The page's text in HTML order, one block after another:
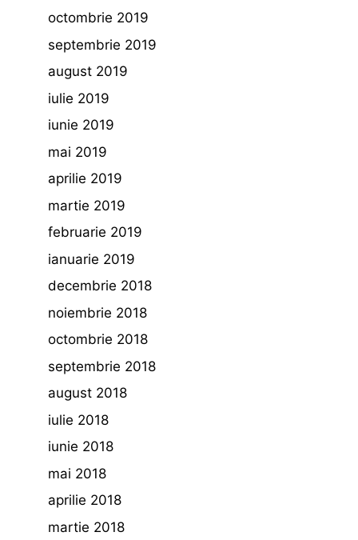
octombrie 2019
septembrie 2019
august 2019
iulie 2019
iunie 2019
mai 2019
aprilie 2019
martie 2019
februarie 2019
ianuarie 2019
decembrie 2018
noiembrie 2018
octombrie 2018
septembrie 2018
august 2018
iulie 2018
iunie 2018
mai 2018
aprilie 2018
martie 2018